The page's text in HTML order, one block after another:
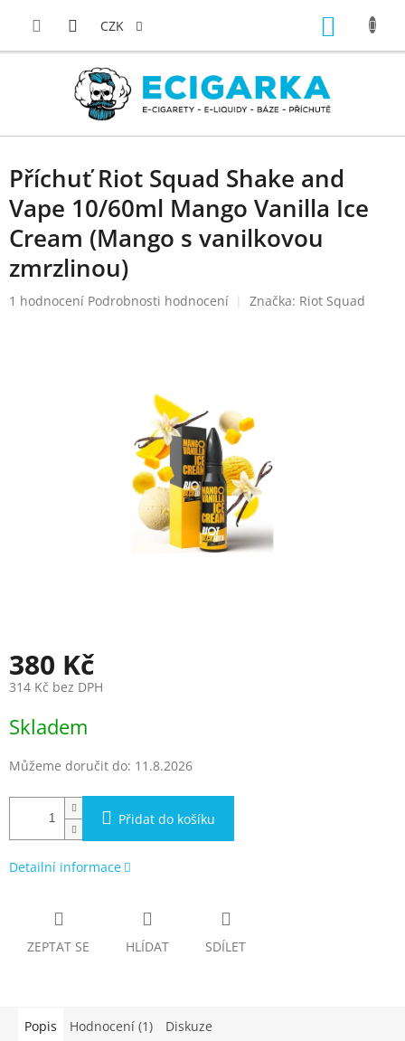
CZK
Příchuť Riot Squad Shake and
Vape 10/60ml Mango Vanilla Ice
Cream (Mango s vanilkovou
zmrzlinou)
Průměrné
1 hodnocení Podrobnosti hodnocení Značka: Riot Squad
380 Kč
314 Kč bez DPH
cena:
Skladem
Můžeme doručit do: 11.8.2026
Přidat do košíku
Detailní informace
ZEPTAT SE HLÍDAT SDÍLET
Popis Hodnocení (1) Diskuze